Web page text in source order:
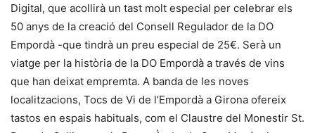
Digital, que acollirà un tast molt especial per celebrar els
50 anys de la creació del Consell Regulador de la DO
Empordà -que tindrà un preu especial de 25€. Serà un
viatge per la història de la DO Empordà a través de vins
que han deixat empremta. A banda de les noves
localitzacions, Tocs de Vi de l’Empordà a Girona ofereix
tastos en espais habituals, com el Claustre del Monestir St.